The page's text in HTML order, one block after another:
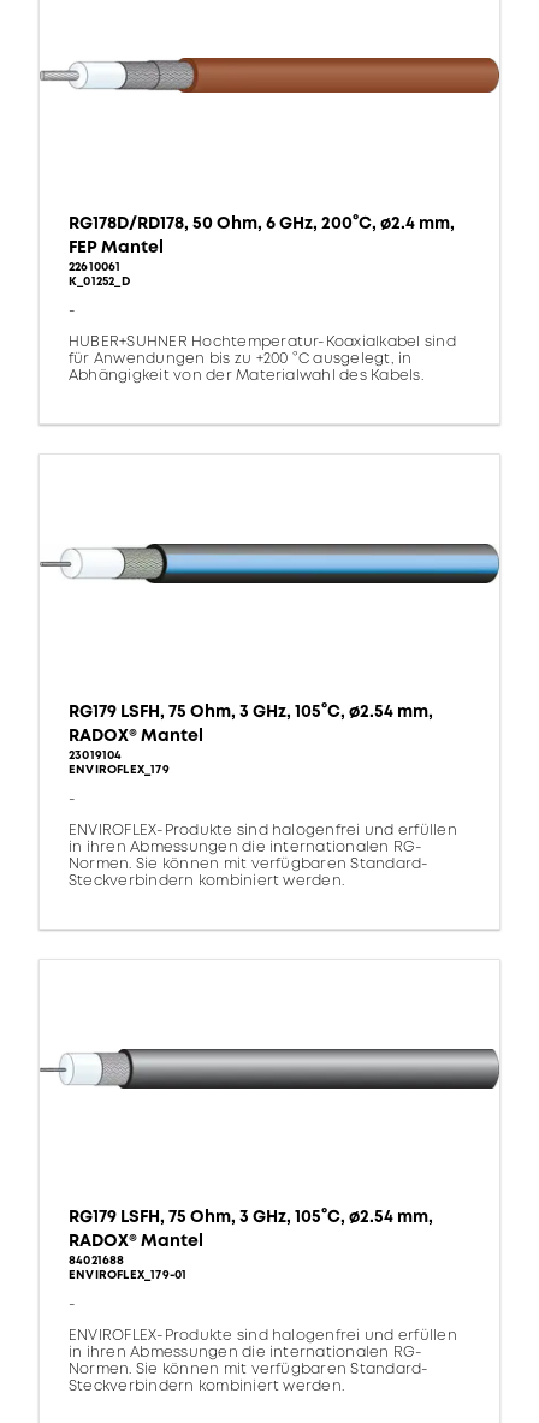
RG178D/RD178, 50 Ohm, 6 GHz, 200°C, ø2.4 mm,
FEP Mantel
22610061
K_01252_D
-
HUBER+SUHNER Hochtemperatur-Koaxialkabel sind
für Anwendungen bis zu +200 °C ausgelegt, in
Abhängigkeit von der Materialwahl des Kabels.
RG179 LSFH, 75 Ohm, 3 GHz, 105°C, ø2.54 mm,
RADOX® Mantel
23019104
ENVIROFLEX_179
-
ENVIROFLEX-Produkte sind halogenfrei und erfüllen
in ihren Abmessungen die internationalen RG-
Normen. Sie können mit verfügbaren Standard-
Steckverbindern kombiniert werden.
RG179 LSFH, 75 Ohm, 3 GHz, 105°C, ø2.54 mm,
RADOX® Mantel
84021688
ENVIROFLEX_179-01
-
ENVIROFLEX-Produkte sind halogenfrei und erfüllen
in ihren Abmessungen die internationalen RG-
Normen. Sie können mit verfügbaren Standard-
Steckverbindern kombiniert werden.